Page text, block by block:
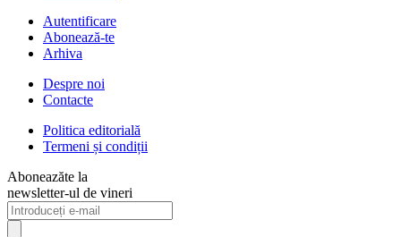
Autentificare
Abonează-te
Arhiva
Despre noi
Contacte
Politica editorială
Termeni și condiții
Aboneazăte la
newsletter-ul de vineri